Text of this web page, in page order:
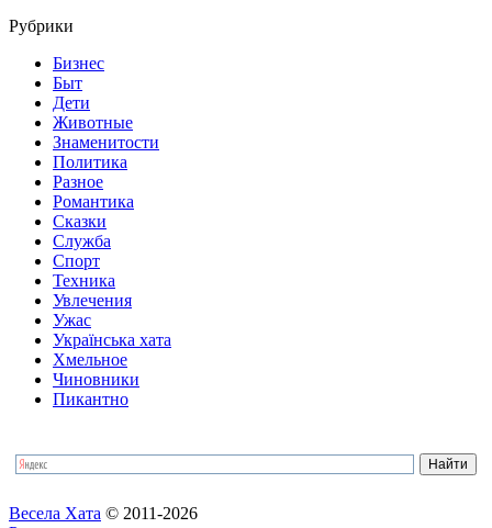
Рубрики
Бизнес
Быт
Дети
Животные
Знаменитости
Политика
Разное
Романтика
Сказки
Служба
Спорт
Техника
Увлечения
Ужас
Українська хата
Хмельное
Чиновники
Пикантно
Весела Хата © 2011-2026